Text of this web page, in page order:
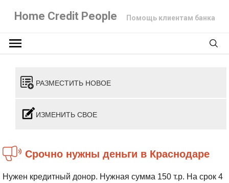
Home Credit People Помощь клиентам банка
РАЗМЕСТИТЬ НОВОЕ
ИЗМЕНИТЬ СВОЕ
Срочно нужны деньги в Краснодаре
Нужен кредитный донор. Нужная сумма 150 т.р. На срок 4